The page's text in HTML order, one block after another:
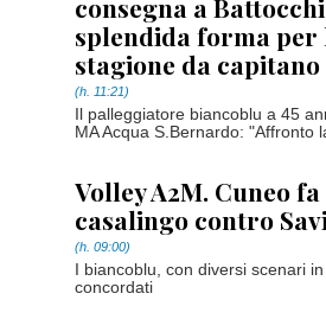
consegna a
splendida forma per
stagione da
(h. 11:21)
Il palleggiatore biancoblu a 45
MA Acqua S.Bernardo: "Affronto
Volley A2M. Cuneo
casalingo contro
(h. 09:00)
I biancoblu, con diversi scenari
concordati